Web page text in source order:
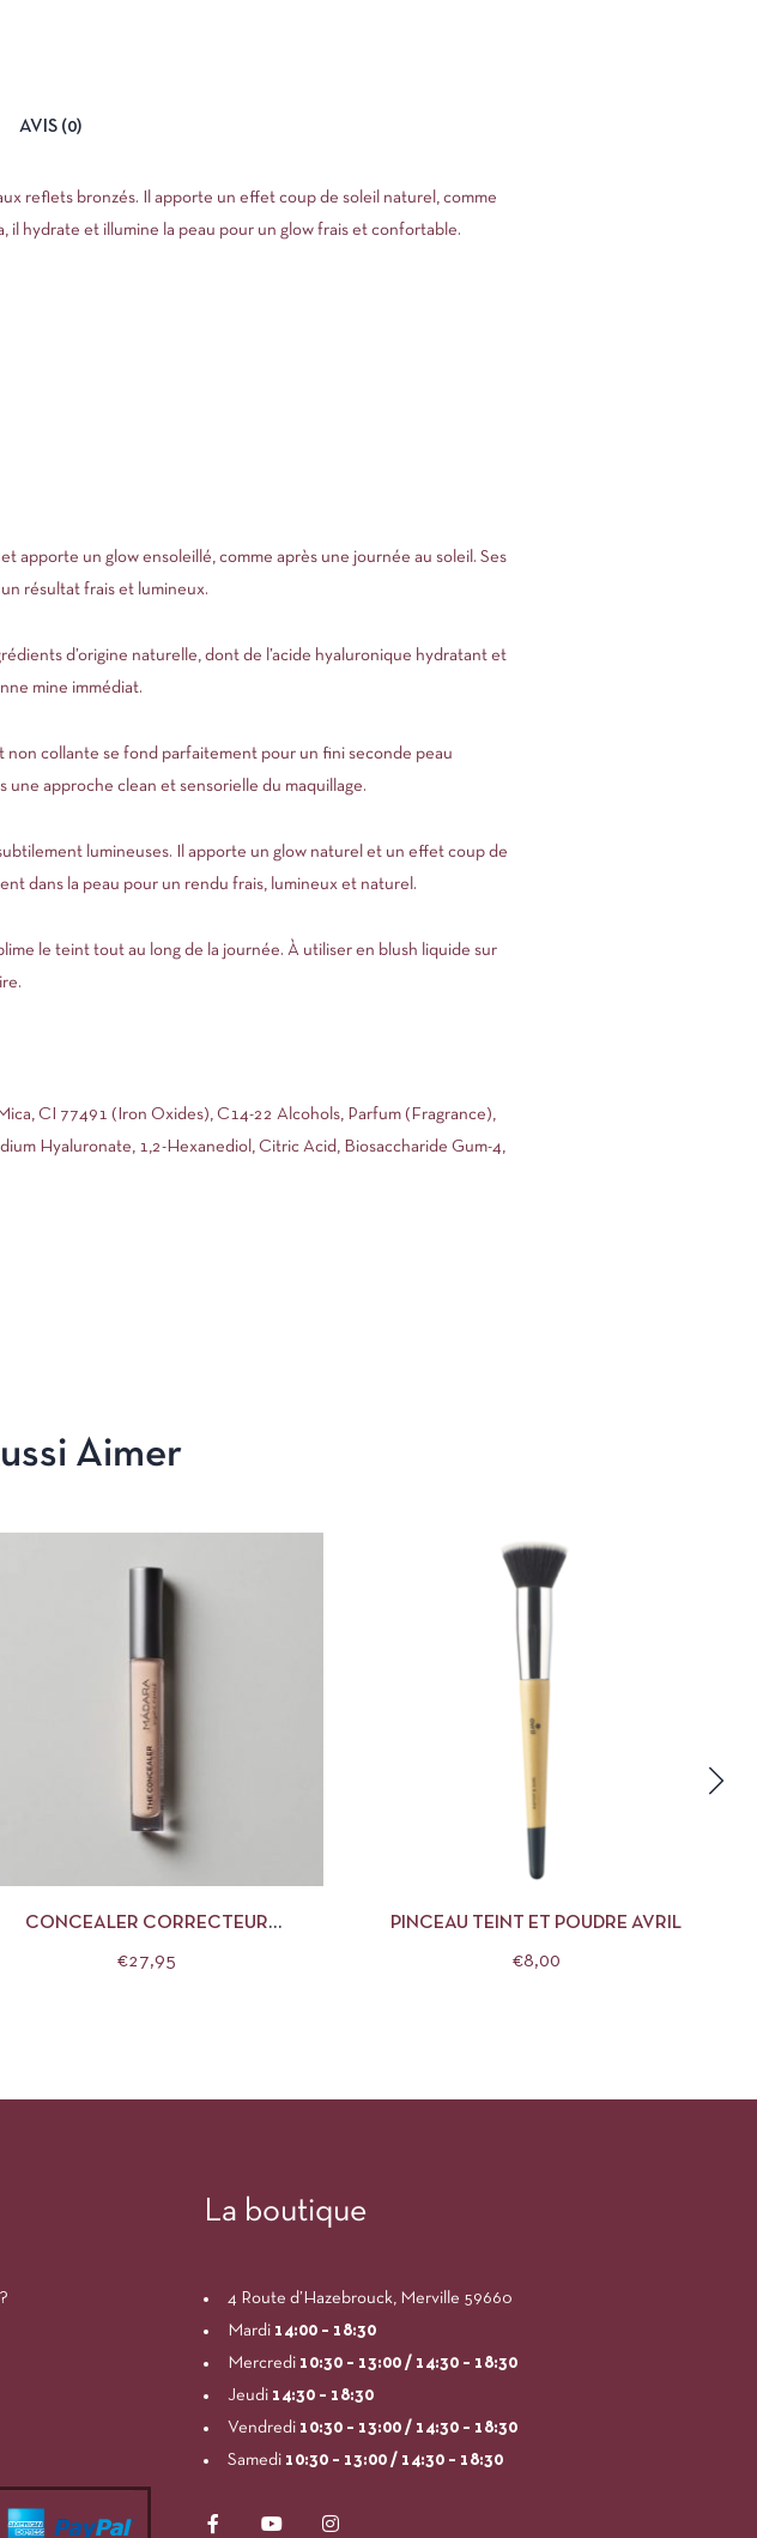
AVIS (0)
reflets bronzés. Il apporte un effet coup de soleil naturel, comme
il hydrate et illumine la peau pour un glow frais et confortable.
apporte un glow ensoleillé, comme après une journée au soleil. Ses
résultat frais et lumineux.
d’origine naturelle, dont de l’acide hyaluronique hydratant et
mine immédiat.
non collante se fond parfaitement pour un fini seconde peau
approche clean et sensorielle du maquillage.
lumineuses. Il apporte un glow naturel et un effet coup de
dans la peau pour un rendu frais, lumineux et naturel.
le teint tout au long de la journée. À utiliser en blush liquide sur
CI 77491 (Iron Oxides), C14-22 Alcohols, Parfum (Fragrance),
Hyaluronate, 1,2-Hexanediol, Citric Acid, Biosaccharide Gum-4,
Aimer
CONCEALER CORRECTEUR
€27,95
PINCEAU TEINT ET POUDRE AVRIL
€8,00
La boutique
4 Route d’Hazebrouck, Merville 59660
Mardi 14:00– 18:30
Mercredi 10:30 – 13:00 / 14:30 – 18:30
Jeudi 14:30 – 18:30
Vendredi10:30 – 13:00 / 14:30 – 18:30
Samedi 10:30 – 13:00 / 14:30 – 18:30